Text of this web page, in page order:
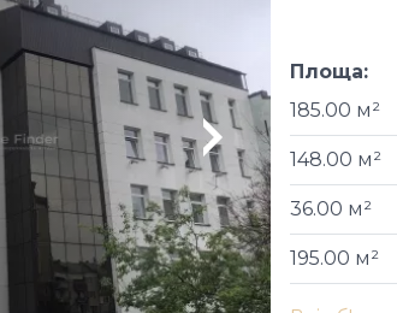
Площа:
185.00 м²
148.00 м²
36.00 м²
195.00 м²